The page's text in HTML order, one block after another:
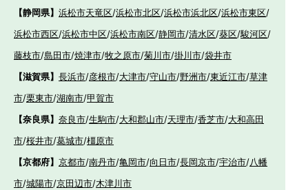
【静岡県】 浜松市天竜区/浜松市北区/浜松市浜北区/浜松市東区/
浜松市西区/浜松市中区/浜松市南区/静岡市/清水区/葵区/駿河区/
藤枝市/島田市/焼津市/牧之原市/菊川市/掛川市/袋井市
【滋賀県】 長浜市/彦根市/大津市/守山市/野洲市/東近江市/草津
市/栗東市/湖南市/甲賀市
【奈良県】 奈良市/生駒市/大和郡山市/天理市/香芝市/大和高田
市/桜井市/葛城市/橿原市
【京都府】 京都市/南丹市/亀岡市/向日市/長岡京市/宇治市/八幡
市/城陽市/京田辺市/木津川市